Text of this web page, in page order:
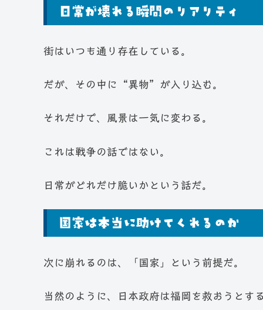
日常が壊れる瞬間のリアリティ
街はいつも通り存在している。
だが、その中に“異物”が入り込む。
それだけで、風景は一気に変わる。
これは戦争の話ではない。
日常がどれだけ脆いかという話だ。
国家は本当に助けてくれるのか
次に崩れるのは、「国家」という前提だ。
当然のように、日本政府は福岡を救おうとす